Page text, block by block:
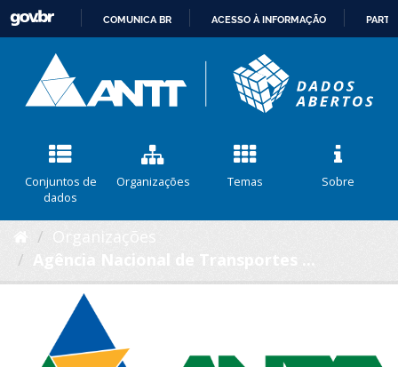
CONTEÚDO
COMUNICA BR ACESSO À INFORMAÇÃO
Conjuntos de
dados
Organizações Temas Sobre